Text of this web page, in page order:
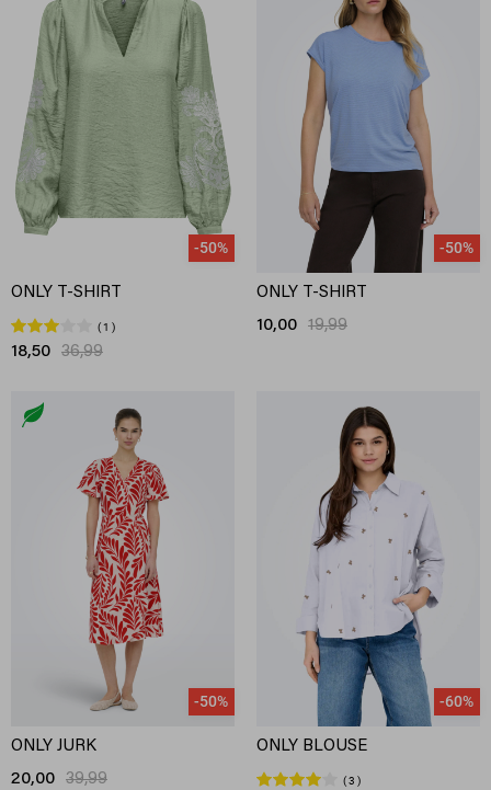
-50%
ONLY T-SHIRT
1
18,50 36,99
-50%
ONLY T-SHIRT
10,00 19,99
-50%
ONLY JURK
20,00 39,99
-60%
ONLY BLOUSE
3